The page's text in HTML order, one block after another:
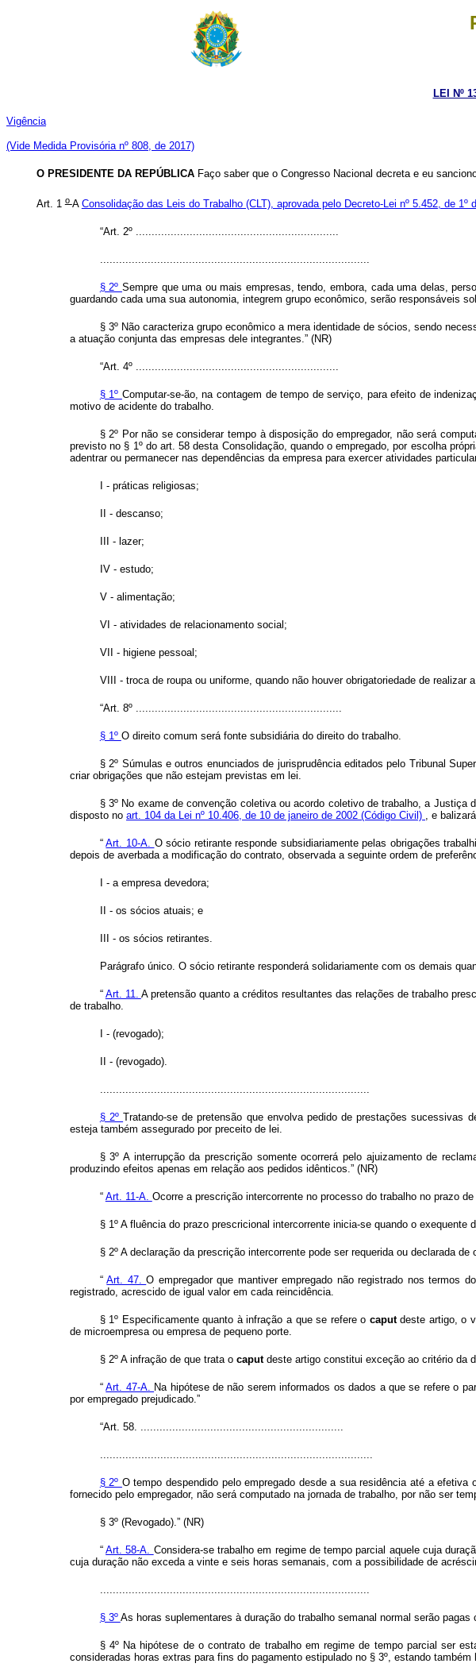
LEI Nº
Vigência
(Vide Medida Provisória nº 808, de 2017)
O PRESIDENTE DA REPÚBLICA Faço saber que o Congresso Nacional decreta e eu
Art. 1o A Consolidação das Leis do Trabalho (CLT), aprovada pelo Decreto-Lei nº 5.452, de 1º
“Art. 2º ................................................................
.....................................................................................
§ 2º Sempre que uma ou mais empresas, tendo, embora, cada uma delas,
guardando cada uma sua autonomia, integrem grupo econômico, serão responsáveis
§ 3º Não caracteriza grupo econômico a mera identidade de sócios, sendo
a atuação conjunta das empresas dele integrantes.” (NR)
“Art. 4º ................................................................
§ 1º Computar-se-ão, na contagem de tempo de serviço, para efeito de
motivo de acidente do trabalho.
§ 2º Por não se considerar tempo à disposição do empregador, não será
previsto no § 1º do art. 58 desta Consolidação, quando o empregado, por escolha
adentrar ou permanecer nas dependências da empresa para exercer atividades
I - práticas religiosas;
II - descanso;
III - lazer;
IV - estudo;
V - alimentação;
VI - atividades de relacionamento social;
VII - higiene pessoal;
VIII - troca de roupa ou uniforme, quando não houver obrigatoriedade de realizar
“Art. 8º .................................................................
§ 1º O direito comum será fonte subsidiária do direito do trabalho.
§ 2º Súmulas e outros enunciados de jurisprudência editados pelo Tribunal
criar obrigações que não estejam previstas em lei.
§ 3º No exame de convenção coletiva ou acordo coletivo de trabalho, a
disposto no art. 104 da Lei nº 10.406, de 10 de janeiro de 2002 (Código Civil) , e
“Art. 10-A. O sócio retirante responde subsidiariamente pelas obrigações
depois de averbada a modificação do contrato, observada a seguinte ordem de
I - a empresa devedora;
II - os sócios atuais; e
III - os sócios retirantes.
Parágrafo único. O sócio retirante responderá solidariamente com os demais
“ Art. 11. A pretensão quanto a créditos resultantes das relações de trabalho
de trabalho.
I - (revogado);
II - (revogado).
.....................................................................................
§ 2ºTratando-se de pretensão que envolva pedido de prestações sucessivas
esteja também assegurado por preceito de lei.
§ 3º A interrupção da prescrição somente ocorrerá pelo ajuizamento de
produzindo efeitos apenas em relação aos pedidos idênticos.” (NR)
“ Art. 11-A. Ocorre a prescrição intercorrente no processo do trabalho no prazo
§ 1º A fluência do prazo prescricional intercorrente inicia-se quando o
§ 2º A declaração da prescrição intercorrente pode ser requerida ou declarada
“Art. 47.O empregador que mantiver empregado não registrado nos termos
registrado, acrescido de igual valor em cada reincidência.
§ 1º Especificamente quanto à infração a que se refere o caputdeste artigo, o
de microempresa ou empresa de pequeno porte.
§ 2º A infração de que trata o caput deste artigo constitui exceção ao critério da
“Art. 47-A. Na hipótese de não serem informados os dados a que se refere o
por empregado prejudicado.”
“Art. 58. ................................................................
......................................................................................
§ 2º O tempo despendido pelo empregado desde a sua residência até a
fornecido pelo empregador, não será computado na jornada de trabalho, por não ser
§ 3º (Revogado).” (NR)
“Art. 58-A. Considera-se trabalho em regime de tempo parcial aquele cuja
cuja duração não exceda a vinte e seis horas semanais, com a possibilidade de
.....................................................................................
§ 3º As horas suplementares à duração do trabalho semanal normal serão
§ 4º Na hipótese de o contrato de trabalho em regime de tempo parcial ser
consideradas horas extras para fins do pagamento estipulado no § 3º, estando